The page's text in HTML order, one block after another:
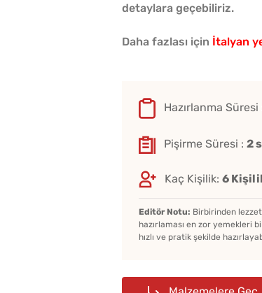
detaylara geçebiliriz.
Daha fazlası için İtalyan
Hazırlanma Süresi
Pişirme Süresi : 2
Kaç Kişilik: 6
Editör Notu: Birbirinden
hazırlaması en zor yemekleri
hızlı ve pratik şekilde